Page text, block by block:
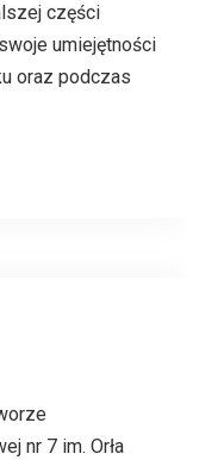
części
umiejętności
oraz podczas
nr 7 im. Orła